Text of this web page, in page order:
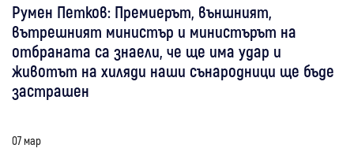
Румен Петков: Премиерът, външният,
вътрешният министър и министърът на
отбраната са знаели, че ще има удар и
животът на хиляди наши сънародници ще бъде
застрашен
07 мар